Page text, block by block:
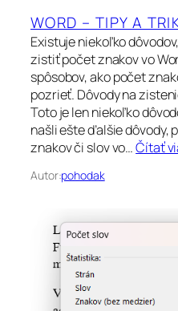
WORD – TIPY A
Existuje niekoľko
zistiť počet znakov vo
spôsobov, ako počet
pozrieť. Dôvody na
Toto je len niekoľko
našli ešte ďalšie dôvody,
znakov či slov vo…Čítať
Autor:pohodak